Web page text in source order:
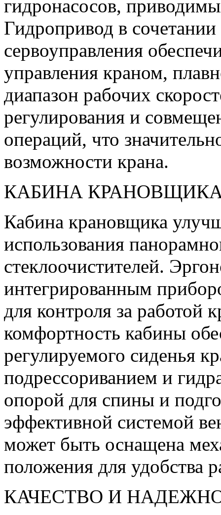
гидронасосов,
Гидропривод в
сервоуправления
управления краном,
диапазон рабочих
регулирования и
операций, что
возможности крана.
КАБИНА
Кабина крановщика
использования
стеклоочистителей.
интегрированным
для контроля за
комфортность кабины
регулируемого сиденья
подрессориванием и
опорой для спины и
эффективной системой
может быть оснащена
положения для удобства
КАЧЕСТВО И